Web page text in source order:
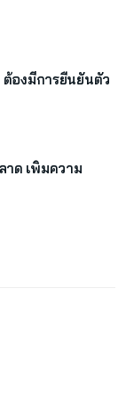
ต้องมีการยืนยันตัว
ด เพิ่มความ